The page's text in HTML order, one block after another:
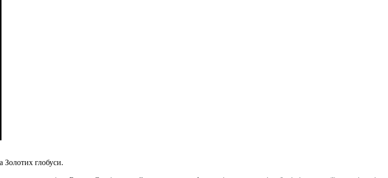
Золотих глобуси.